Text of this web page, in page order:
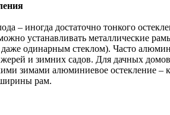
– иногда достаточно тонкого
устанавливать металлические
одинарным стеклом). Часто
и зимних садов. Для дачных
зимами алюминиевое остекление –
ширины рам.